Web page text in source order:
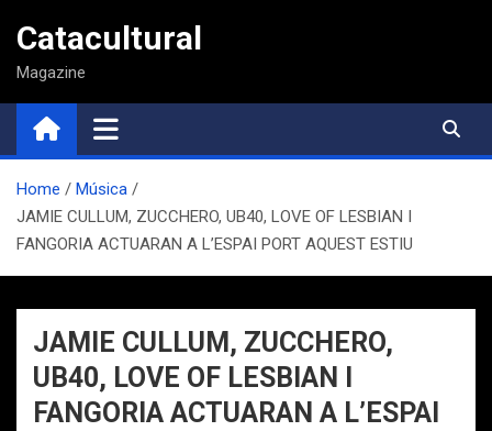
contenido
Catacultural
Magazine
Home
Música
JAMIE CULLUM, ZUCCHERO, UB40, LOVE OF LESBIAN I
FANGORIA ACTUARAN A L’ESPAI PORT AQUEST ESTIU
JAMIE CULLUM, ZUCCHERO,
UB40, LOVE OF LESBIAN I
FANGORIA ACTUARAN A L’ESPAI